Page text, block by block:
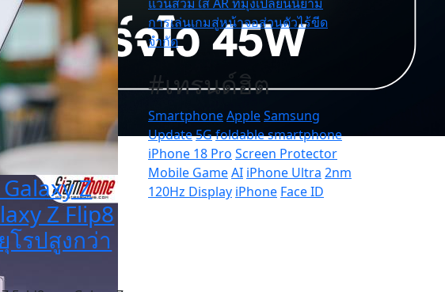
Z
Z Flip8
รปสูงกว่า
การเล่นเกมสู่หน้าจอส่วนตัวไร้ขีด
จำกัด
#เทรนด์ฮิต
SmartphoneAppleSamsung
Update5Gfoldable smartphone
iPhone 18 Pro Screen Protector
Mobile GameAI iPhone Ultra 2nm
120Hz Display iPhone Face ID